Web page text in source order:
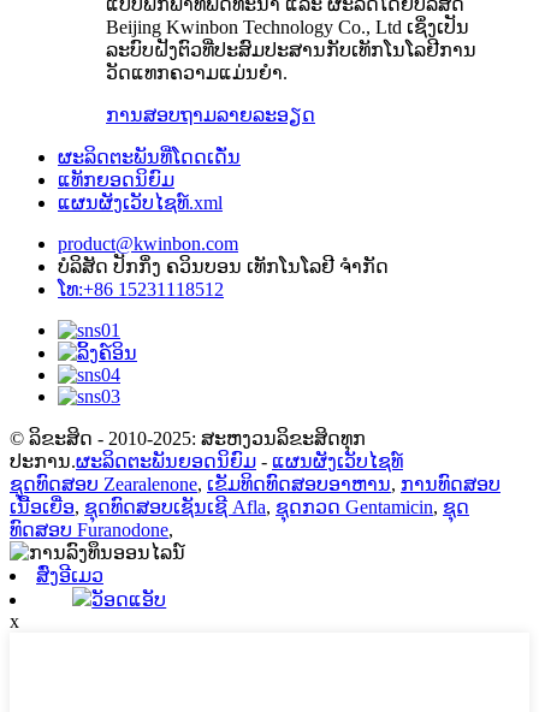
Beijing Kwinbon Technology Co., Ltd ເຊິ່ງເປັນ
ລະບົບຝັງຕົວທີ່ປະສົມປະສານກັບເທັກໂນໂລຢີການ
ວັດແທກຄວາມແມ່ນຍໍາ.
ການສອບຖາມລາຍລະອຽດ
ຜະລິດຕະພັນທີ່ໂດດເດັ່ນ
ແທັກຍອດນິຍົມ
ແຜນຜັງເວັບໄຊທ໌.xml
product@kwinbon.com
ບໍລິສັດ ປັກກິ່ງ ຄວິນບອນ ເທັກໂນໂລຢີ ຈຳກັດ
ໂທ:+86 15231118512
© ລິຂະສິດ - 2010-2025: ສະຫງວນລິຂະສິດທຸກ
ປະການ.ຜະລິດຕະພັນຍອດນິຍົມ - ແຜນຜັງເວັບໄຊທ໌
ຊຸດທົດສອບ Zearalenone, ເຂັມທິດທົດສອບອາຫານ, ການທົດສອບ
ເນື້ອເຍື່ອ, ຊຸດທົດສອບເຊັນເຊີ Afla, ຊຸດກວດ Gentamicin, ຊຸດ
ທົດສອບ Furanodone,
ສົ່ງອີເມວ
ວັອດແອັບ
x